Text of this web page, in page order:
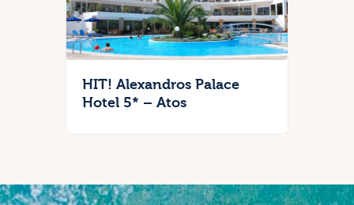
HIT! Alexandros Palace
Hotel 5* – Atos